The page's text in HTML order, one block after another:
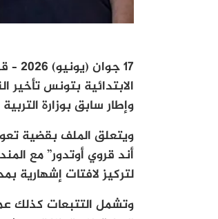
17
الابتدائية بتونس تأخير
وإطار سابق بوزارة التربية إلى
أند قروي أوتدور” مع
لتركيز لافتات إشهارية
وتشمل التتبعات كذلك عمر